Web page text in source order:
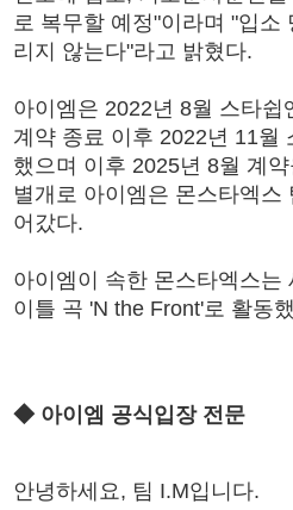
로 복무할 예정"이라며 "입소
리지 않는다"라고 밝혔다.
아이엠은 2022년 8월 스타쉽
계약 종료 이후 2022년 11월
했으며 이후 2025년 8월 계
별개로 아이엠은 몬스타엑스
어갔다.
아이엠이 속한 몬스타엑스는
이틀 곡 'N the Front'로 활동
◆ 아이엠 공식입장 전문
안녕하세요, 팀 I.M입니다.